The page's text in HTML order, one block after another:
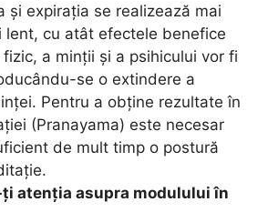
şi expiraţia se realizează mai
lent, cu atât efectele benefice
a minţii şi a psihicului vor fi
se o extindere a
Pentru a obţine rezultate în
(Pranayama) este necesar
de mult timp o postură
atenția asupra modulului în